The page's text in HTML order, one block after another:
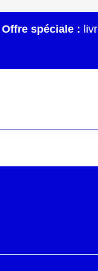
Offre spéciale :